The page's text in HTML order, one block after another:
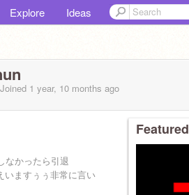
Explore Ideas
Joined 1 year, 10 months ago
なかったら引退
いますぅぅ非常に言い